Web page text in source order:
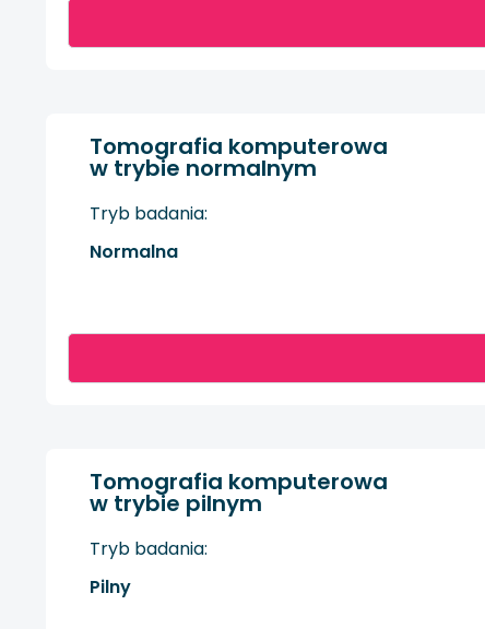
Tomografia komputerowa
w trybie normalnym
Tryb badania:
Normalna
Tomografia komputerowa
w trybie pilnym
Tryb badania:
Pilny